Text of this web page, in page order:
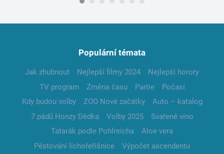
Populární témata
Jak zhubnout Nejlepší filmy 2024
Nejlepší horory
TV program
Změna času Partie
Počasí
Kdy budou volby
ZOO Nové začátky
Auto – katalog
7 pádů Honzy Dědka
Volby 2025
Svařené víno
Tatarák podle Pohlreicha
Aloe vera
Pěstování lichořeřišnice
Výpočet ascendentu